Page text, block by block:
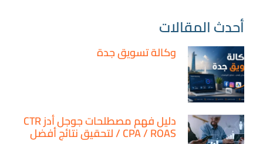
أحدث المقالات
وكالة تسويق جدة
دليل فهم مصطلحات جوجل أدز CTR
/ CPA / ROAS لتحقيق نتائج أفضل